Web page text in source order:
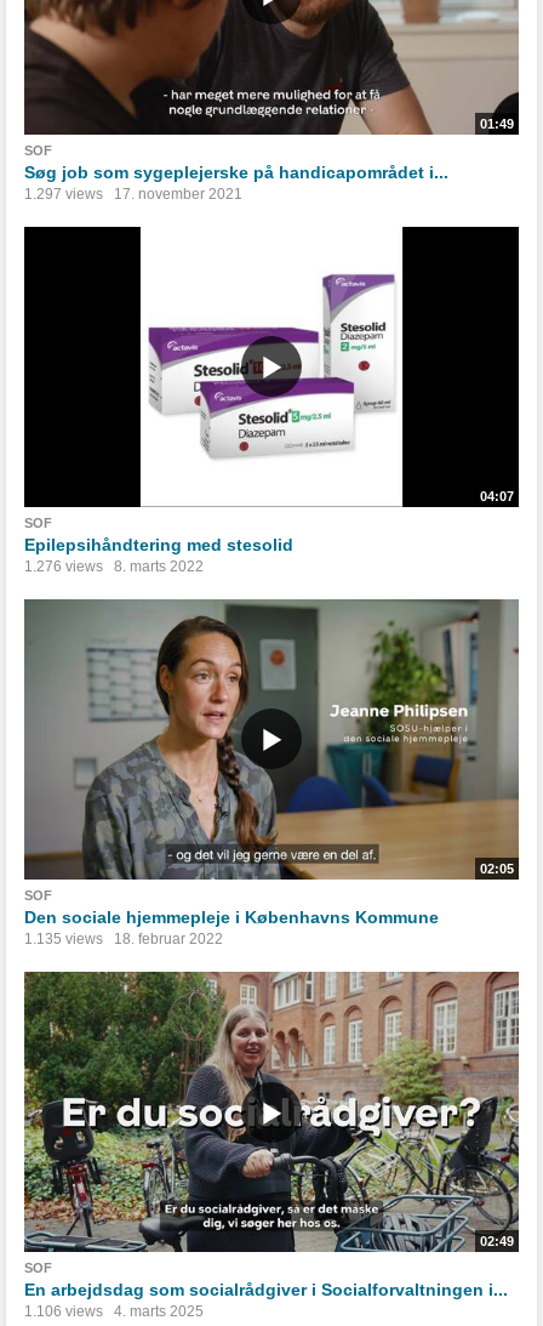
01:49
SOF
Søg job som sygeplejerske på handicapområdet i...
1.297 views 17. november 2021
04:07
SOF
Epilepsihåndtering med stesolid
1.276 views 8. marts 2022
02:05
SOF
Den sociale hjemmepleje i Københavns Kommune
1.135 views 18. februar 2022
02:49
SOF
En arbejdsdag som socialrådgiver i Socialforvaltningen i...
1.106 views 4. marts 2025